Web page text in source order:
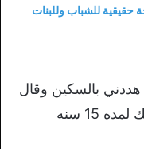
للشباب وللبنات
هددني بالسكين وقال
15 سنه